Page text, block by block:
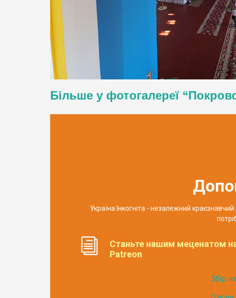
Більше у фотогалереї
Україна Інкогніта - незалежний
Станьте нашим меценатом
Patreon
Збір